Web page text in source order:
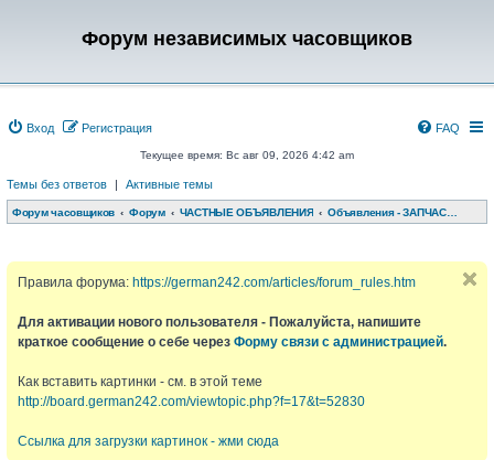
Форум независимых часовщиков
Вход Регистрация FAQ
Текущее время: Вс авг 09, 2026 4:42 am
Темы без ответов | Активные темы
Форум часовщиков Форум ЧАСТНЫЕ ОБЪЯВЛЕНИЯ Объявления - ЗАПЧАСТИ, ДОНОРЫ, РЕМЕШКИ, КОРОБКИ и т.д.
Правила форума: https://german242.com/articles/forum_rules.htm
Для активации нового пользователя - Пожалуйста, напишите
краткое сообщение о себе через Форму связи с администрацией.
Как вставить картинки - см. в этой теме
http://board.german242.com/viewtopic.php?f=17&t=52830
Ссылка для загрузки картинок - жми сюда